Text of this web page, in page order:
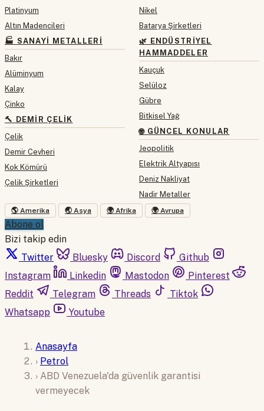
Platinyum
Altın Madencileri
🏭 SANAYI METALLERI
Bakır
Alüminyum
Kalay
Çinko
🔨 DEMIR ÇELIK
Çelik
Demir Cevheri
Kok Kömürü
Çelik Şirketleri
Nikel
Batarya Şirketleri
🌿 ENDÜSTRIYEL
HAMMADDELER
Kauçuk
Selüloz
Gübre
Bitkisel Yağ
🌐 GÜNCEL KONULAR
Jeopolitik
Elektrik Altyapısı
Deniz Nakliyat
Nadir Metaller
🌎 Amerika 🌏 Asya 🌍 Afrika 🌍 Avrupa
Abone ol
Bizi takip edin
Twitter
Bluesky Discord
Github
Instagram
Linkedin Mastodon
Pinterest
Reddit
Telegram Threads
Tiktok
Whatsapp
Youtube
Anasayfa
› Petrol
› ABD Venezuela'da güvenlik garantisi
vermeyecek